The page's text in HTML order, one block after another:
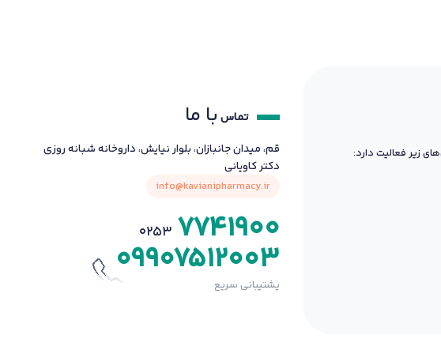
زیر فعالیت دارد:
تماس با ما
قم، میدان جانبازان، بلوار نیایش، داروخانه شبانه روزی
دکتر کاویانی
info@kavianipharmacy.ir
0253 7741900
09907512003
پشتیبانی سریع